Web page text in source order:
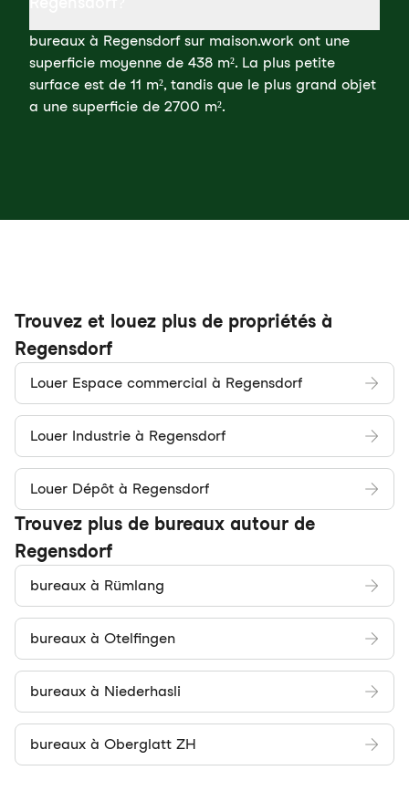
bureaux à Regensdorf sur maison.work ont une
superficie moyenne de 438 m². La plus petite
surface est de 11 m², tandis que le plus grand objet
a une superficie de 2700 m².
Trouvez et louez plus de propriétés à
Regensdorf
Louer Espace commercial à Regensdorf
Louer Industrie à Regensdorf
Louer Dépôt à Regensdorf
Trouvez plus de bureaux autour de
Regensdorf
bureaux à Rümlang
bureaux à Otelfingen
bureaux à Niederhasli
bureaux à Oberglatt ZH